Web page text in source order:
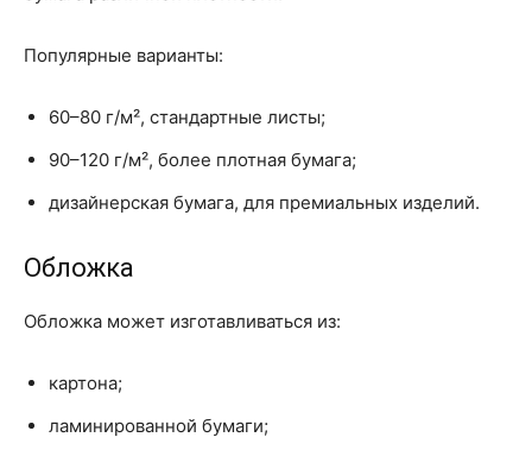
Популярные варианты:
60–80 г/м², стандартные листы;
90–120 г/м², более плотная бумага;
дизайнерская бумага, для премиальных изделий.
Обложка
Обложка может изготавливаться из:
картона;
ламинированной бумаги;